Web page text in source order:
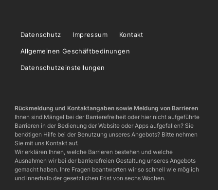
Datenschutz Impressum Kontakt
Allgemeinen Geschäftbedinungen
Datenschutzeinstellungen
Rückmeldung und Kontaktangaben sowie Meldung von Barrieren
Ihnen sind Mängel bei der Barrierefreiheit oder hier nicht aufgeführte
Barrieren in der Bedienung der Website oder Apps aufgefallen? Sie
benötigen Hilfe bei der Benutzung unseres Angebots? Bitte nehmen
Sie mit uns Kontakt auf.
Wir erklären Ihnen, welche Barrieren bestehen und welche
Ausnahmen wir bei der barrierefreien Gestaltung unseres Angebots
gemacht haben. Ihre Fragen beantworten wir so schnell wie möglich
und innerhalb der gesetzlichen Frist von sechs Wochen.